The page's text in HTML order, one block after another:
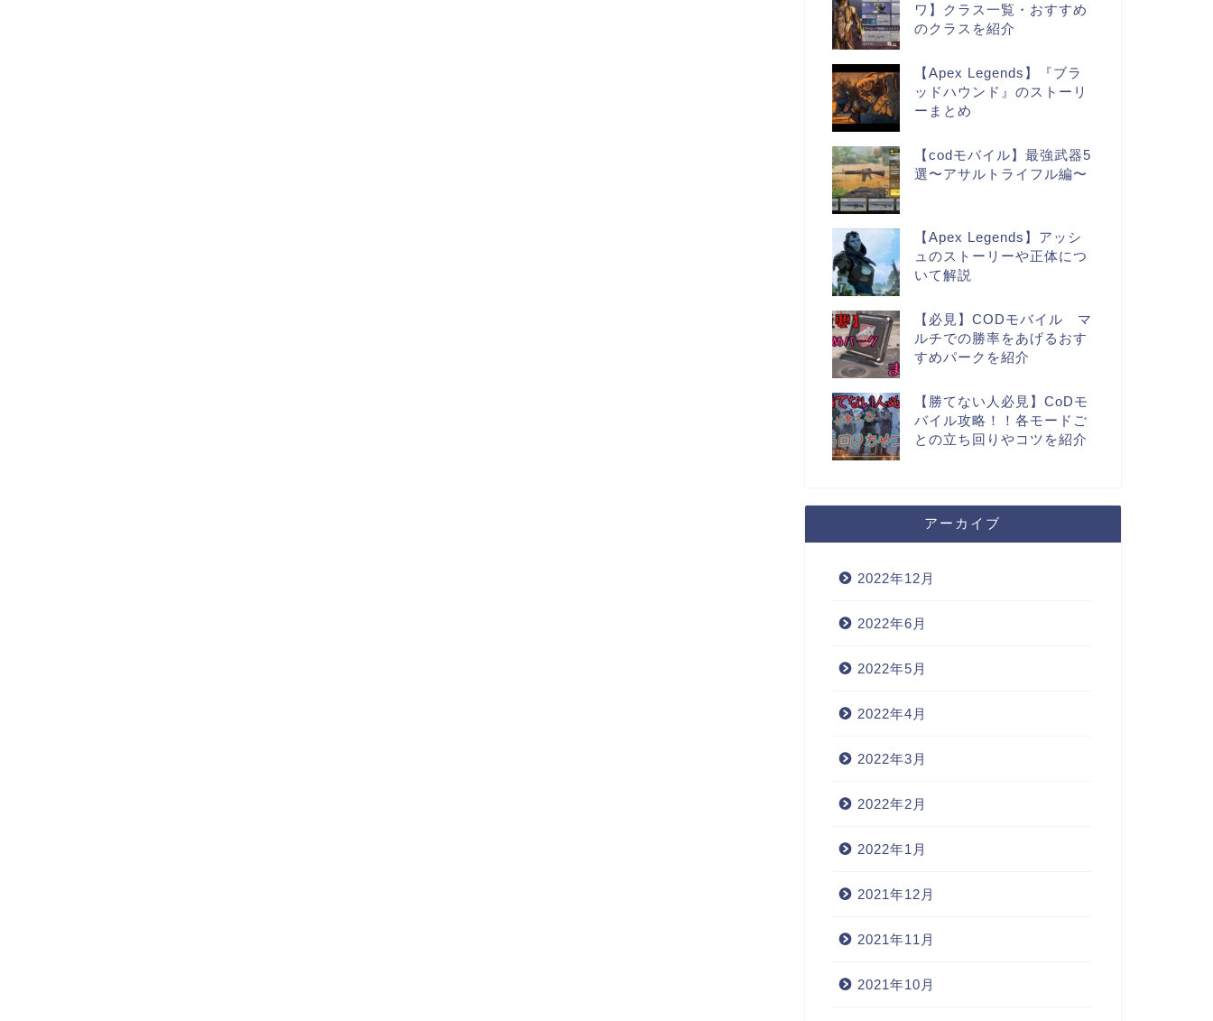
ワ】クラス一覧・おすすめ
のクラスを紹介
【Apex Legends】『ブラ
ッドハウンド』のストーリ
ーまとめ
【codモバイル】最強武器5
選〜アサルトライフル編〜
【Apex Legends】アッシ
ュのストーリーや正体につ
いて解説
【必見】CODモバイル マ
ルチでの勝率をあげるおす
すめパークを紹介
【勝てない人必見】CoDモ
バイル攻略！！各モードご
との立ち回りやコツを紹介
アーカイブ
2022年12月
2022年6月
2022年5月
2022年4月
2022年3月
2022年2月
2022年1月
2021年12月
2021年11月
2021年10月